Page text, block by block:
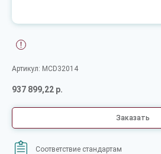
Артикул: MCD32014
937 899,22 р.
Заказать
Соответствие стандартам